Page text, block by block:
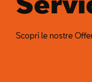
Scopri le nostre